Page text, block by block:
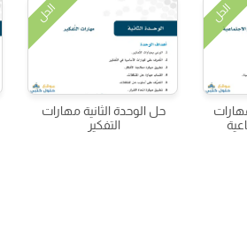
الحل الحل
حل الوحدة الثانية مهارات
التفكير